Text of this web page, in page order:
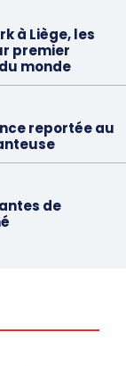
à Liège, les
premier
monde
reportée au
de